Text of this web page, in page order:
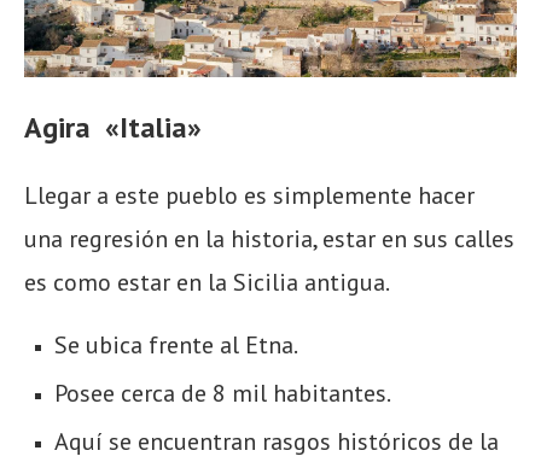
Agira «Italia»
Llegar a este pueblo es simplemente hacer
una regresión en la historia, estar en sus calles
es como estar en la Sicilia antigua.
Se ubica frente al Etna.
Posee cerca de 8 mil habitantes.
Aquí se encuentran rasgos históricos de la